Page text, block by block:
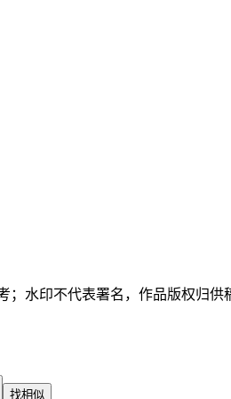
；水印不代表署名，作品版权归供
找相似